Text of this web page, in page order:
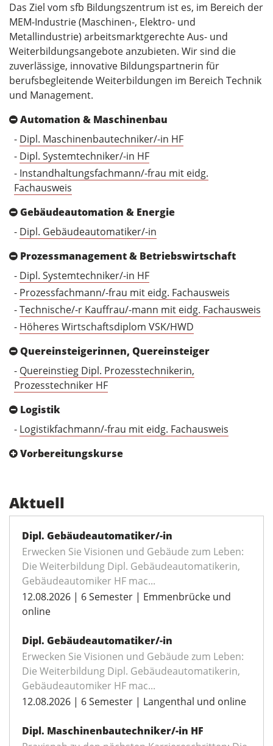
Das Ziel vom sfb Bildungszentrum ist es, im Bereich der
MEM-Industrie (Maschinen-, Elektro- und
Metallindustrie) arbeitsmarktgerechte Aus- und
Weiterbildungsangebote anzubieten. Wir sind die
zuverlässige, innovative Bildungspartnerin für
berufsbegleitende Weiterbildungen im Bereich Technik
und Management.
Automation & Maschinenbau
- Dipl. Maschinenbautechniker/-in HF
- Dipl. Systemtechniker/-in HF
- Instandhaltungsfachmann/-frau mit eidg.
Fachausweis
Gebäudeautomation & Energie
- Dipl. Gebäudeautomatiker/-in
Prozessmanagement & Betriebswirtschaft
- Dipl. Systemtechniker/-in HF
- Prozessfachmann/-frau mit eidg. Fachausweis
-Technische/-r Kauffrau/-mann mit eidg. Fachausweis
- Höheres Wirtschaftsdiplom VSK/HWD
Quereinsteigerinnen, Quereinsteiger
- Quereinstieg Dipl. Prozesstechnikerin,
Prozesstechniker HF
Logistik
- Logistikfachmann/-frau mit eidg. Fachausweis
Vorbereitungskurse
Aktuell
Dipl. Gebäudeautomatiker/-in
Erwecken Sie Visionen und Gebäude zum Leben:
Die Weiterbildung Dipl. Gebäudeautomatikerin,
Gebäudeautomiker HF mac...
12.08.2026 | 6 Semester | Emmenbrücke und
online
Dipl. Gebäudeautomatiker/-in
Erwecken Sie Visionen und Gebäude zum Leben:
Die Weiterbildung Dipl. Gebäudeautomatikerin,
Gebäudeautomiker HF mac...
12.08.2026 | 6 Semester | Langenthal und online
Dipl. Maschinenbautechniker/-in HF